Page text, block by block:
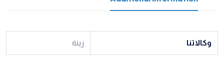
وكالاتنا زينة